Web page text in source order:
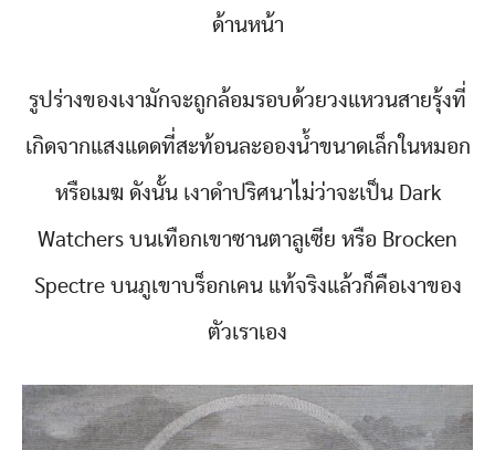
ด้านหน้า
รูปร่างของเงามักจะถูกล้อมรอบด้วยวงแหวนสายรุ้งที่
เกิดจากแสงแดดที่สะท้อนละอองน้ำขนาดเล็กในหมอก
หรือเมฆ ดังนั้น เงาดำปริศนาไม่ว่าจะเป็น Dark
Watchers บนเทือกเขาซานตาลูเซีย หรือ Brocken
Spectre บนภูเขาบร็อกเคน แท้จริงแล้วก็คือเงาของ
ตัวเราเอง